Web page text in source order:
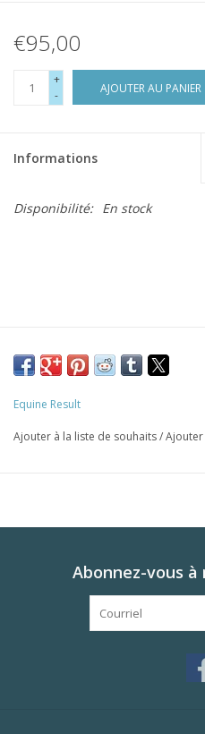
€95,00
+
-
AJOUTER AU PANIER
Informations
Disponibilité: En stock
Equine Result
Ajouter à la liste de souhaits/
Abonnez-vous